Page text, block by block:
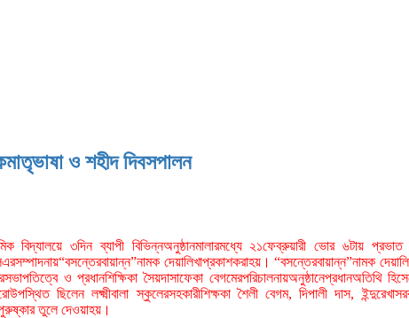
ও শহীদ দিবসপালন
বিদ্যালয়ে ৩দিন ব্যাপী বিভিন্নঅনুষ্ঠানমালারমধ্যে ২১ফেব্রুয়ারী ভোর ৬টায়
দেয়ালিখাপ্রকাশকরাহয়। “বসন্তেরবায়ান্ন”নামক
ও প্রধানশিক্ষিকা সৈয়দাসাফেকা বেগমেরপরিচালনায়অনুষ্ঠানেপ্রধানঅতিথি
ছিলেন লক্ষ্মীবালা স্কুলেরসহকারীশিক্ষকা শৈলী বেগম, দিপালী দাস,
তুলে দেওয়াহয়।